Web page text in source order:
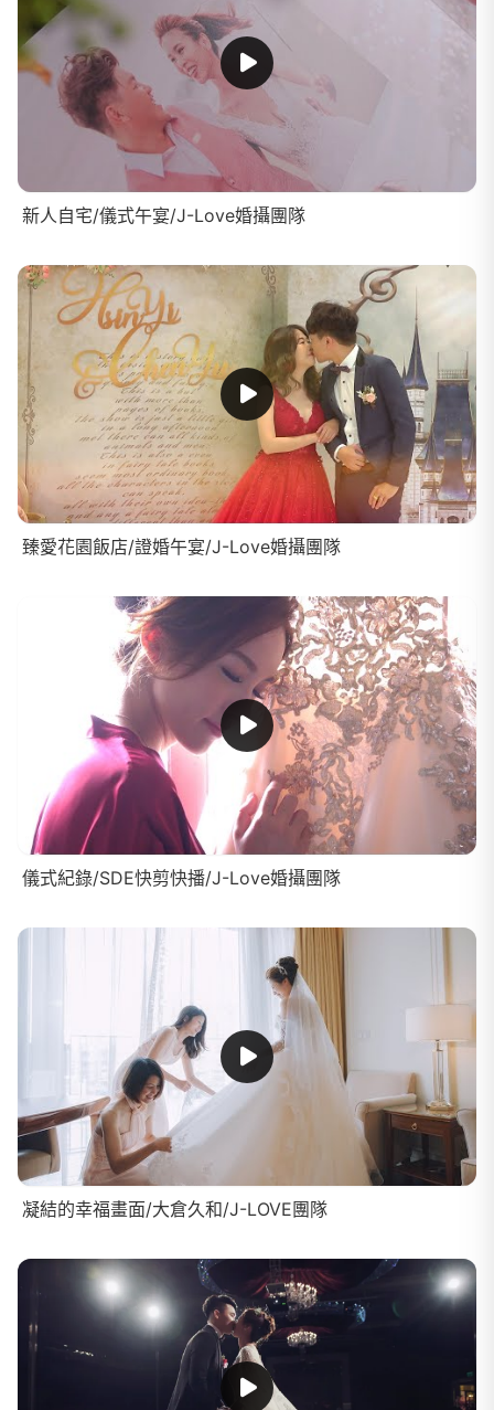
新人自宅/儀式午宴/J-Love婚攝團隊
臻愛花園飯店/證婚午宴/J-Love婚攝團隊
儀式紀錄/SDE快剪快播/J-Love婚攝團隊
凝結的幸福畫面/大倉久和/J-LOVE團隊